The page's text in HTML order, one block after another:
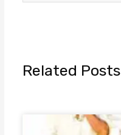
Related Posts